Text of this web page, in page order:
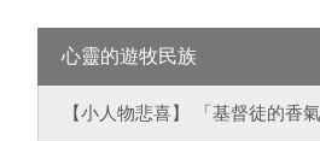
心靈的遊牧民族
【小人物悲喜】 「基督徒的香